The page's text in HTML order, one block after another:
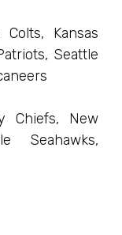
Kansas
Seattle
Chiefs, New
Seahawks,